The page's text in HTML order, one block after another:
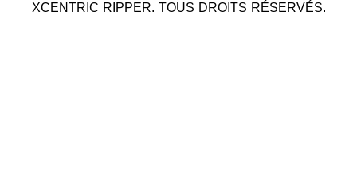
XCENTRIC RIPPER. TOUS DROITS RÉSERVÉS.